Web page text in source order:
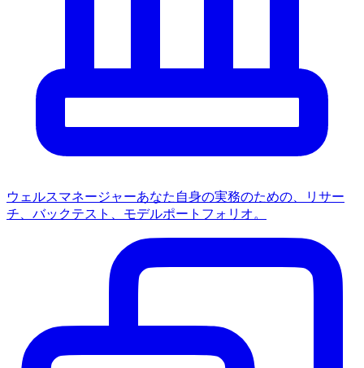
ウェルスマネージャーあなた自身の実務のための、リサー
チ、バックテスト、モデルポートフォリオ。